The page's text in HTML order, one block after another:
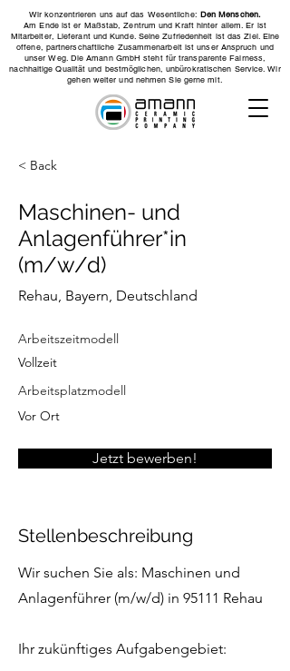
Wir konzentrieren uns auf das Wesentliche: Den Menschen.
Am Ende ist er Maßstab, Zentrum und Kraft hinter allem. Er ist
Mitarbeiter, Lieferant und Kunde. Seine Zufriedenheit ist das Ziel. Eine
offene, partnerschaftliche Zusammenarbeit ist unser Anspruch und
unser Weg. Die Amann GmbH steht für transparente Fairness,
nachhaltige Qualität und bestmöglichen, unbürokratischen Service. Wir
gehen weiter und nehmen Sie gerne mit.
< Back
Maschinen- und
Anlagenführer*in
(m/w/d)
Rehau, Bayern, Deutschland
Arbeitszeitmodell
Vollzeit
Arbeitsplatzmodell
Vor Ort
Jetzt bewerben!
Stellenbeschreibung
Wir suchen Sie als: Maschinen und
Anlagenführer (m/w/d) in 95111 Rehau
Ihr zukünftiges Aufgabengebiet: